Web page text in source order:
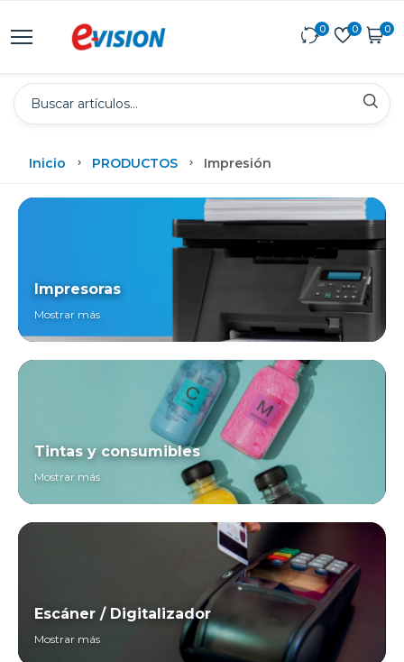
0 0 0
Inicio PRODUCTOS Impresión
Impresoras
Mostrar más
Tintas y consumibles
Mostrar más
Escáner / Digitalizador
Mostrar más